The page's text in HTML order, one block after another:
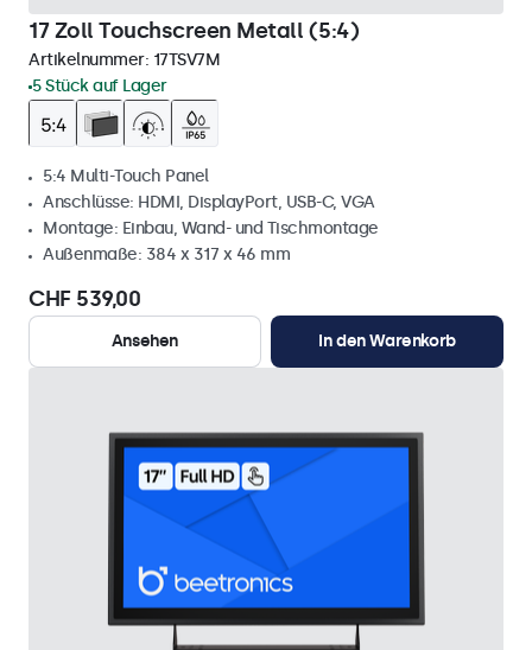
17 Zoll Touchscreen Metall (5:4)
Artikelnummer: 17TSV7M
5 Stück auf Lager
5:4 Multi-Touch Panel
Anschlüsse: HDMI, DisplayPort, USB-C, VGA
Montage: Einbau, Wand- und Tischmontage
Außenmaße: 384 x 317 x 46 mm
CHF 539,00
Ansehen In den Warenkorb